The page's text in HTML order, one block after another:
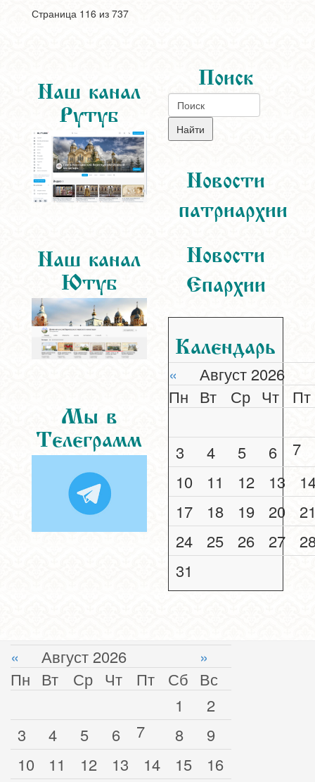
Страница 116 из 737
Наш канал
Рутуб
Наш канал
Ютуб
Мы в
Телеграмм
Поиск
Новости
патриархии
Новости
Епархии
Календарь
«
Август 2026
Пн Вт Ср Чт Пт
3 4 5 6
7
10
11 12 13
17
18 19 20
24
25 26 27
31
« Август 2026
»
Пн Вт Ср Чт Пт Сб Вс
1
2
3
4 5 6 7 8
9
10
11 12 13 14 15
16